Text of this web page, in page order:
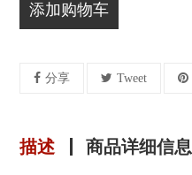
添加购物车
分享 Tweet
描述 商品详细信息